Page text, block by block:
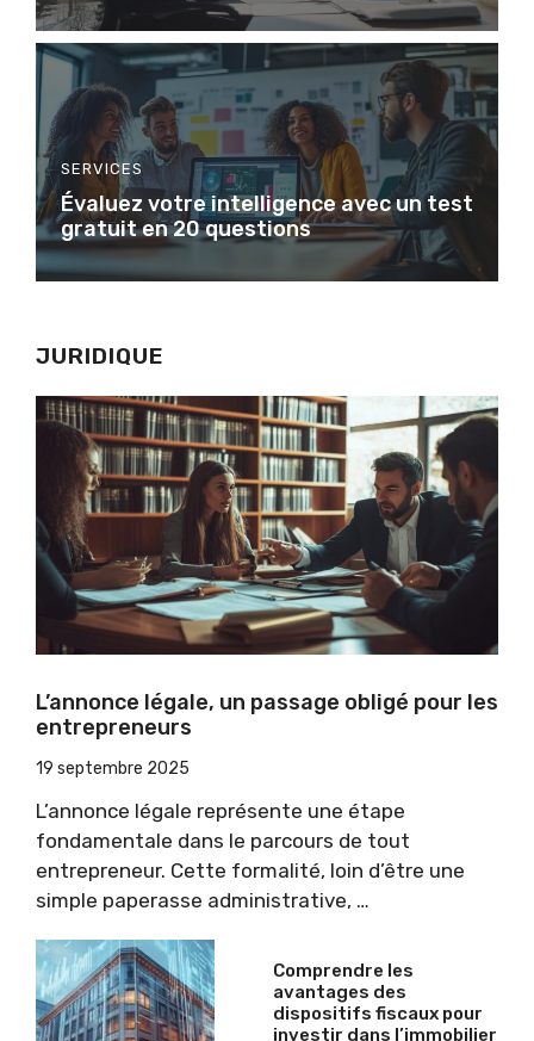
SERVICES
Évaluez votre intelligence avec un test
gratuit en 20 questions
JURIDIQUE
L’annonce légale, un passage obligé pour les
entrepreneurs
19 septembre 2025
L’annonce légale représente une étape
fondamentale dans le parcours de tout
entrepreneur. Cette formalité, loin d’être une
simple paperasse administrative, …
Comprendre les
avantages des
dispositifs fiscaux pour
investir dans l’immobilier